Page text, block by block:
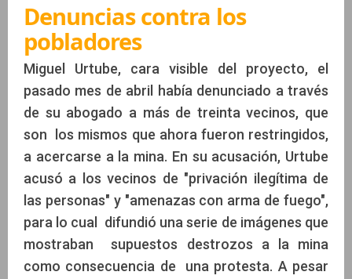
Denuncias contra los
pobladores
Miguel Urtube, cara visible del proyecto, el
pasado mes de abril había denunciado a través
de su abogado a más de treinta vecinos, que
son los mismos que ahora fueron restringidos,
a acercarse a la mina. En su acusación, Urtube
acusó a los vecinos de "privación ilegítima de
las personas" y "amenazas con arma de fuego",
para lo cual difundió una serie de imágenes que
mostraban supuestos destrozos a la mina
como consecuencia de una protesta. A pesar